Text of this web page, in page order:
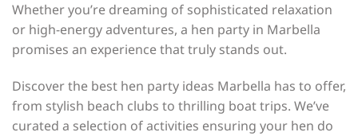
Whether you’re dreaming of sophisticated relaxation
or high-energy adventures, a hen party in Marbella
promises an experience that truly stands out.
Discover the best hen party ideas Marbella has to offer,
from stylish beach clubs to thrilling boat trips. We’ve
curated a selection of activities ensuring your hen do